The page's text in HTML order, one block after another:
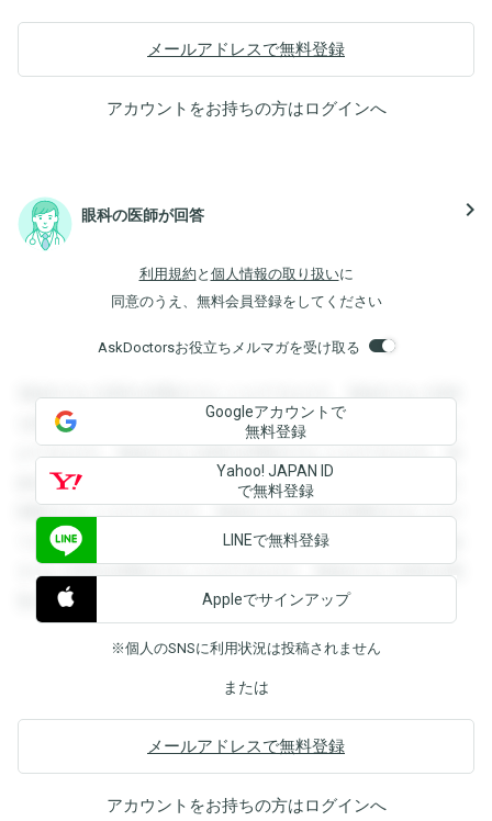
メールアドレスで無料登録
アカウントをお持ちの方はログインへ
眼科の医師が回答 navigate_next
利用規約 と 個人情報の取り扱いに
同意のうえ、無料会員登録をしてください
AskDoctorsお役立ちメルマガを受け取る
登録すると回答を閲覧することができます。登録すると回答
を閲覧することができます。登録すると回答を閲覧すること
ができます。登録すると回答を閲覧することができます。登
録すると回答を閲覧することができます。登録すると回答を
閲覧することができます。登録すると回答を閲覧することが
できます。登録すると回答を閲覧することができます。登録
すると回答を閲覧することができます。登録すると回答を閲
覧することができます。
Googleアカウントで
無料登録
Yahoo! JAPAN ID
で無料登録
LINEで無料登録
Appleでサインアップ
※個人のSNSに利用状況は投稿されません
または
メールアドレスで無料登録
アカウントをお持ちの方はログインへ